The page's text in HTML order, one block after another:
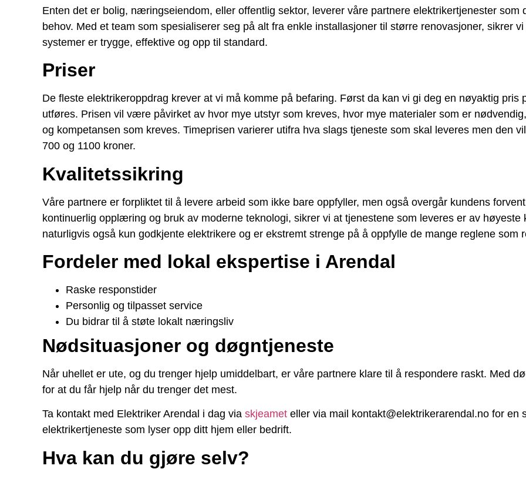
Enten det er bolig, næringseiendom, eller offentlig sektor, leverer våre partnere elektrikertjenester som
behov. Med et team som spesialiserer seg på alt fra enkle installasjoner til større renovasjoner, sikrer
systemer er trygge, effektive og opp til standard.
Priser
De fleste elektrikeroppdrag krever at vi må komme på befaring. Først da kan vi gi deg en nøyaktig pris
utføres. Prisen vil være påvirket av hvor mye utstyr som kreves, hvor mye materialer som er
og kompetansen som kreves. Timeprisen varierer utifra hva slags tjeneste som skal leveres men den
700 og 1100 kroner.
Kvalitetssikring
Våre partnere er forpliktet til å levere arbeid som ikke bare oppfyller, men også overgår kundens
kontinuerlig opplæring og bruk av moderne teknologi, sikrer vi at tjenestene som leveres er av høyeste
naturligvis også kun godkjente elektrikere og er ekstremt strenge på å oppfylle de mange reglene som
Fordeler med lokal ekspertise i Arendal
Raske responstider
Personlig og tilpasset service
Du bidrar til å støte lokalt næringsliv
Nødsituasjoner og døgntjeneste
Når uhellet er ute, og du trenger hjelp umiddelbart, er våre partnere klare til å respondere raskt. Med
for at du får hjelp når du trenger det mest.
Ta kontakt med Elektriker Arendal i dag via skjeamet eller via mail kontakt@elektrikerarendal.no for en
elektrikertjeneste som lyser opp ditt hjem eller bedrift.
Hva kan du gjøre selv?